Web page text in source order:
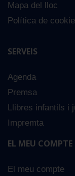
Mapa del lloc
Política de
SERVEIS
Agenda
Premsa
Llibres infantils i
Impremta
EL MEU COMPTE
El meu compte